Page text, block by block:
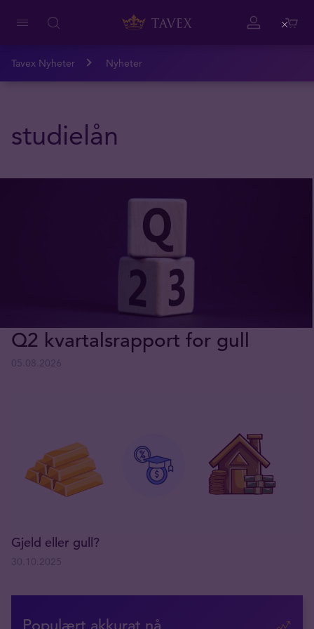
Tavex Nyheter Nyheter
studielån
Q2 kvartalsrapport for gull
Gjeld eller gull?
Close